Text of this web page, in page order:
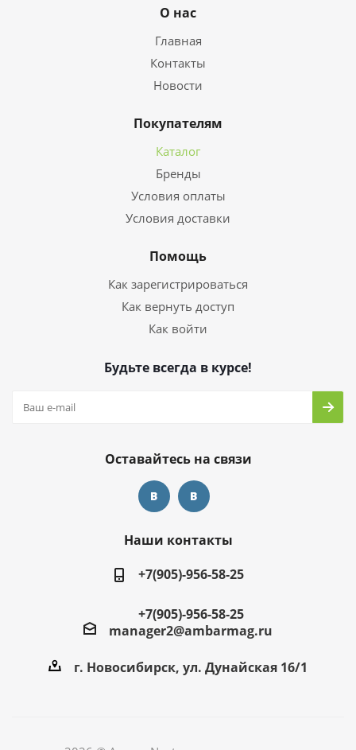
О нас
Главная
Контакты
Новости
Покупателям
Каталог
Бренды
Условия оплаты
Условия доставки
Помощь
Как зарегистрироваться
Как вернуть доступ
Как войти
Будьте всегда в курсе!
Оставайтесь на связи
Наши контакты
+7(905)-956-58-25
+7(905)-956-58-25
manager2@ambarmag.ru
г. Новосибирск, ул. Дунайская 16/1